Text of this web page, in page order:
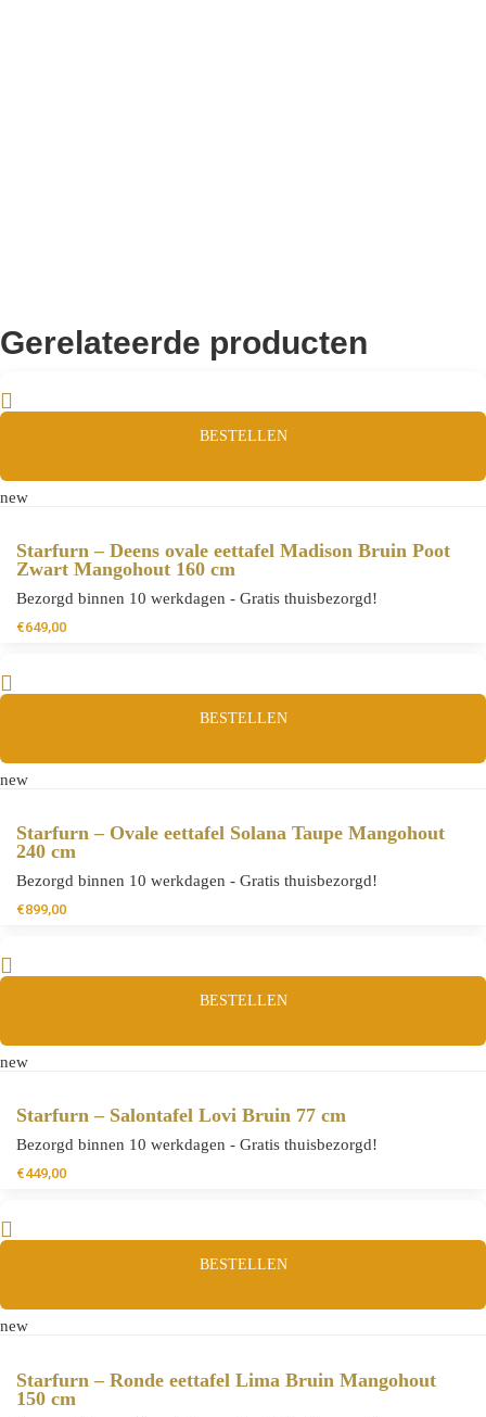
Gerelateerde producten
BESTELLEN
new
Starfurn – Deens ovale eettafel Madison Bruin Poot
Zwart Mangohout 160 cm
Bezorgd binnen 10 werkdagen - Gratis thuisbezorgd!
€649,00
BESTELLEN
new
Starfurn – Ovale eettafel Solana Taupe Mangohout
240 cm
Bezorgd binnen 10 werkdagen - Gratis thuisbezorgd!
€899,00
BESTELLEN
new
Starfurn – Salontafel Lovi Bruin 77 cm
Bezorgd binnen 10 werkdagen - Gratis thuisbezorgd!
€449,00
BESTELLEN
new
Starfurn – Ronde eettafel Lima Bruin Mangohout
150 cm